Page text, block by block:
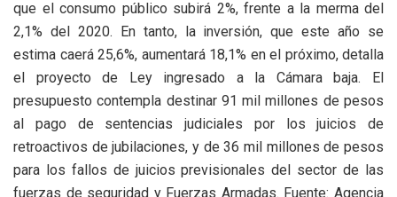
que el consumo público subirá 2%, frente a la merma del
2,1% del 2020. En tanto, la inversión, que este año se
estima caerá 25,6%, aumentará 18,1% en el próximo, detalla
el proyecto de Ley ingresado a la Cámara baja. El
presupuesto contempla destinar 91 mil millones de pesos
al pago de sentencias judiciales por los juicios de
retroactivos de jubilaciones, y de 36 mil millones de pesos
para los fallos de juicios previsionales del sector de las
fuerzas de seguridad y Fuerzas Armadas. Fuente: Agencia